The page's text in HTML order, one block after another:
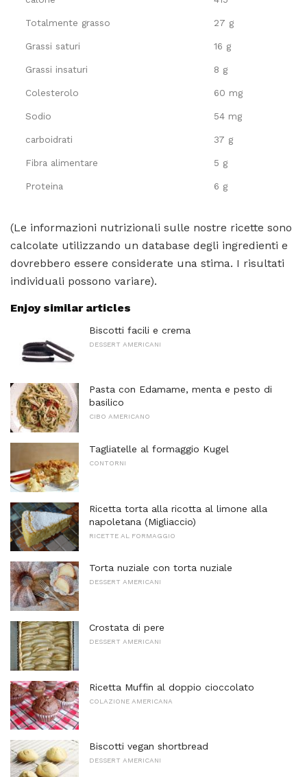
Totalmente grasso 27 g
Grassi saturi 16 g
Grassi insaturi 8 g
Colesterolo 60 mg
Sodio 54 mg
carboidrati 37 g
Fibra alimentare 5 g
Proteina 6 g
(Le informazioni nutrizionali sulle nostre ricette sono
calcolate utilizzando un database degli ingredienti e
dovrebbero essere considerate una stima. I risultati
individuali possono variare).
Enjoy similar articles
Biscotti facili e crema
DESSERT AMERICANI
Pasta con Edamame, menta e pesto di
basilico
CIBO AMERICANO
Tagliatelle al formaggio Kugel
CONTORNI
Ricetta torta alla ricotta al limone alla
napoletana (Migliaccio)
RICETTE AL FORMAGGIO
Torta nuziale con torta nuziale
DESSERT AMERICANI
Crostata di pere
DESSERT AMERICANI
Ricetta Muffin al doppio cioccolato
COLAZIONE AMERICANA
Biscotti vegan shortbread
DESSERT AMERICANI